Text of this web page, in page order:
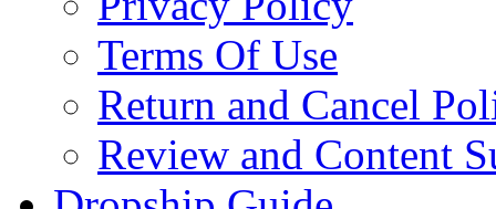
Terms Of Use
Return and Cancel
Review and Content